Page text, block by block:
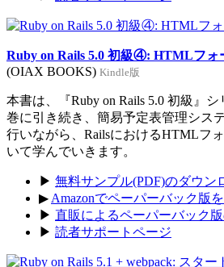
Ruby on Rails 5.0 初級④: HTMLフォ
(OIAX BOOKS) Kindle版
本書は、『Ruby on Rails 5.0 初級』
巻に引き続き、簡易予定表管理シス
行いながら、RailsにおけるHTMLフ
いて学んでいきます。
▶ 無料サンプル(PDF)のダウン
▶ Amazonでペーパーバック版
▶ 直販によるペーパーバック
▶ 読者サポートページ